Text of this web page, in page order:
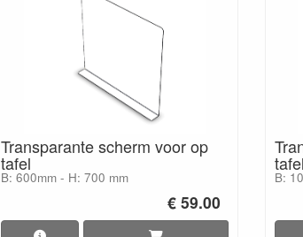
Transparante scherm voor op
tafel
B: 600mm - H: 700 mm
€ 59.00
tafel
B: